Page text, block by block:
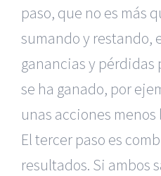
paso, que no es más
sumando y restando,
ganancias y
se ha ganado, por
unas acciones
El tercer paso es
resultados. Si ambos